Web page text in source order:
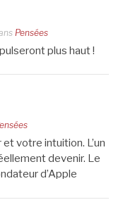
Pensées
plus haut !
votre intuition. L’un
devenir. Le
d’Apple